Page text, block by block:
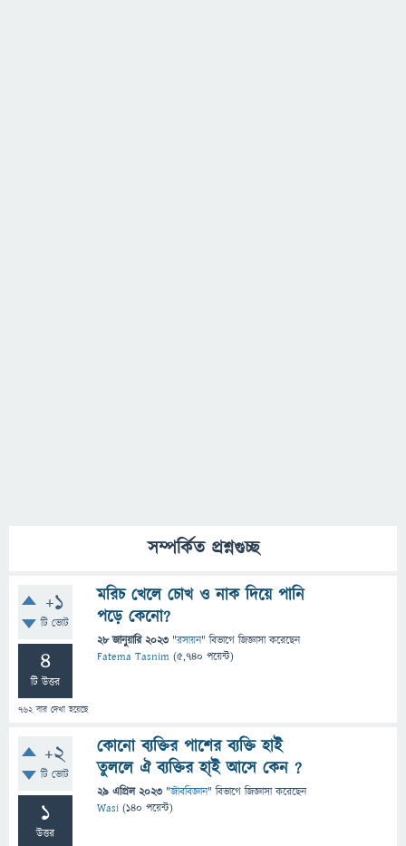
সম্পর্কিত প্রশ্নগুচ্ছ
+1
টি ভোট
4
টি উত্তর
762বার দেখা হয়েছে
মরিচ খেলে চোখ ও নাক দিয়ে পানি
পড়ে কেনো?
28 জানুয়ারি 2023 "রসায়ন" বিভাগে জিজ্ঞাসাকরেছেন
Fatema Tasnim (5,740 পয়েন্ট)
+2
টি ভোট
1
উত্তর
কোনো ব্যক্তির পাশের ব্যক্তি হাই
তুললে ঐ ব্যক্তির হা্ই আসে কেন ?
29 এপ্রিল 2023 "জীববিজ্ঞান" বিভাগে জিজ্ঞাসাকরেছেন
Wasi (140 পয়েন্ট)